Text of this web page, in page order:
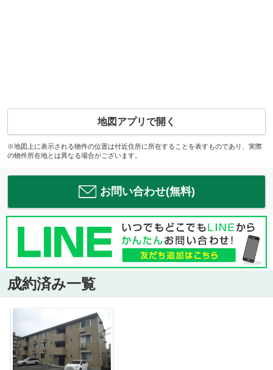
地図アプリで開く
※地図上に表示される物件の位置は付近住所に所在することを表すものであり、実際
の物件所在地とは異なる場合がございます。
お問い合わせ(無料)
成約済み一覧